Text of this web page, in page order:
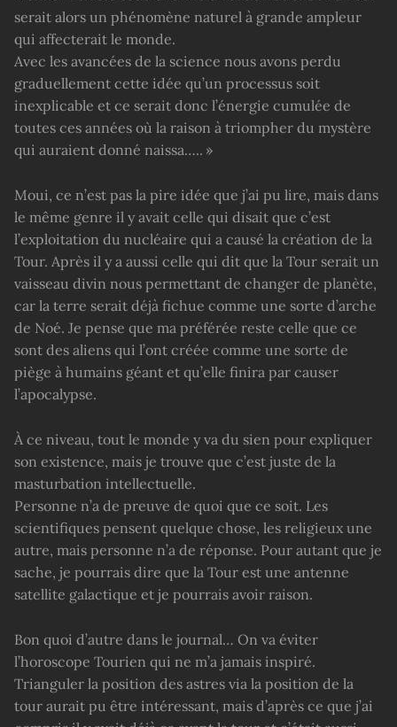
serait alors un phénomène naturel à grande ampleur
qui affecterait le monde.
Avec les avancées de la science nous avons perdu
graduellement cette idée qu’un processus soit
inexplicable et ce serait donc l’énergie cumulée de
toutes ces années où la raison à triompher du mystère
qui auraient donné naissa….. »
Moui, ce n’est pas la pire idée que j’ai pu lire, mais dans
le même genre il y avait celle qui disait que c’est
l’exploitation du nucléaire qui a causé la création de la
Tour. Après il y a aussi celle qui dit que la Tour serait un
vaisseau divin nous permettant de changer de planète,
car la terre serait déjà fichue comme une sorte d’arche
de Noé. Je pense que ma préférée reste celle que ce
sont des aliens qui l’ont créée comme une sorte de
piège à humains géant et qu’elle finira par causer
l’apocalypse.
À ce niveau, tout le monde y va du sien pour expliquer
son existence, mais je trouve que c’est juste de la
masturbation intellectuelle.
Personne n’a de preuve de quoi que ce soit. Les
scientifiques pensent quelque chose, les religieux une
autre, mais personne n’a de réponse. Pour autant que je
sache, je pourrais dire que la Tour est une antenne
satellite galactique et je pourrais avoir raison.
Bon quoi d’autre dans le journal… On va éviter
l’horoscope Tourien qui ne m’a jamais inspiré.
Trianguler la position des astres via la position de la
tour aurait pu être intéressant, mais d’après ce que j’ai